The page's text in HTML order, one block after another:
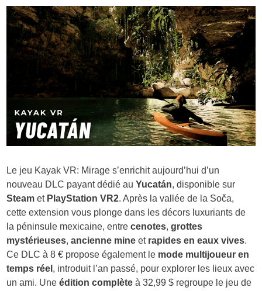
Le jeu Kayak VR: Mirage s’enrichit aujourd’hui d’un
nouveau DLC payant dédié au Yucatán, disponible sur
Steam et PlayStation VR2. Après la vallée de la Soča,
cette extension vous plonge dans les décors luxuriants de
la péninsule mexicaine, entrecenotes,grottes
mystérieuses,ancienne mine et rapides en eaux vives.
Ce DLC à 8 € propose également le mode multijoueur en
temps réel , introduit l’an passé, pour explorer les lieux avec
un ami. Uneédition complète à 32,99 $ regroupe le jeu de